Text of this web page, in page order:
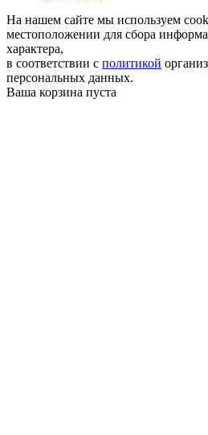
На нашем сайте мы используем
местоположении для сбора
характера,
в соответствии с политикой
персональных данных.
Ваша корзина пуста